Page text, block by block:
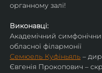
органному залі!
Виконавці:
Академічний
обласної філармонії
Семюель Куфіньяль –
Євгенія Прокопович –